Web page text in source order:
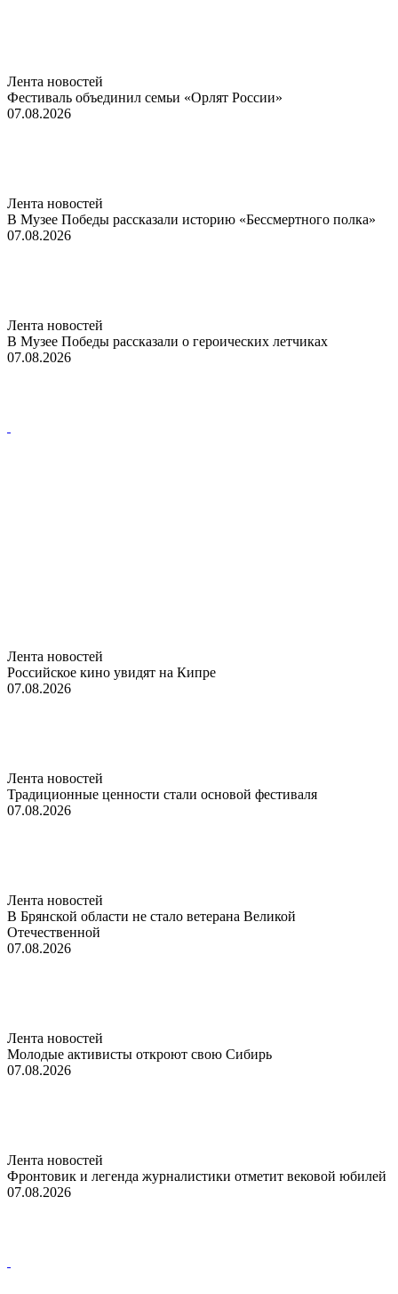
Лента новостей
Фестиваль объединил семьи «Орлят России»
07.08.2026
Лента новостей
В Музее Победы рассказали историю «Бессмертного полка»
07.08.2026
Лента новостей
В Музее Победы рассказали о героических летчиках
07.08.2026
Лента новостей
Российское кино увидят на Кипре
07.08.2026
Лента новостей
Традиционные ценности стали основой фестиваля
07.08.2026
Лента новостей
В Брянской области не стало ветерана Великой
Отечественной
07.08.2026
Лента новостей
Молодые активисты откроют свою Сибирь
07.08.2026
Лента новостей
Фронтовик и легенда журналистики отметит вековой юбилей
07.08.2026